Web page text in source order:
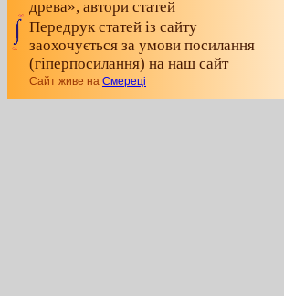
древа», автори статей
Передрук статей із сайту
заохочується за умови посилання
(гіперпосилання) на наш сайт
Сайт живе на Смереці